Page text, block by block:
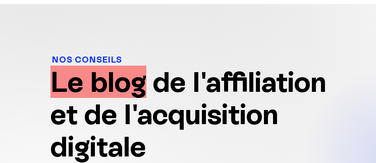
NOS CONSEILS
Le blog de l'affiliation
et de l'acquisition
digitale